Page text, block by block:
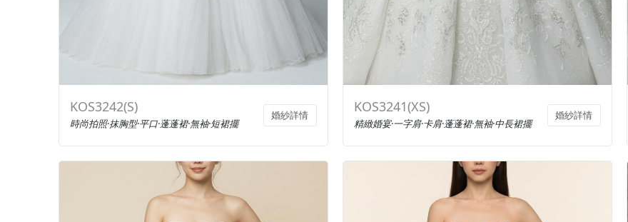
KOS3242(S)
時尚拍照·抹胸型·平口·蓬蓬裙·無袖·短裙擺
婚紗詳情 KOS3241(XS)
精緻婚宴·一字肩·卡肩·蓬蓬裙·無袖·中長裙擺
婚紗詳情